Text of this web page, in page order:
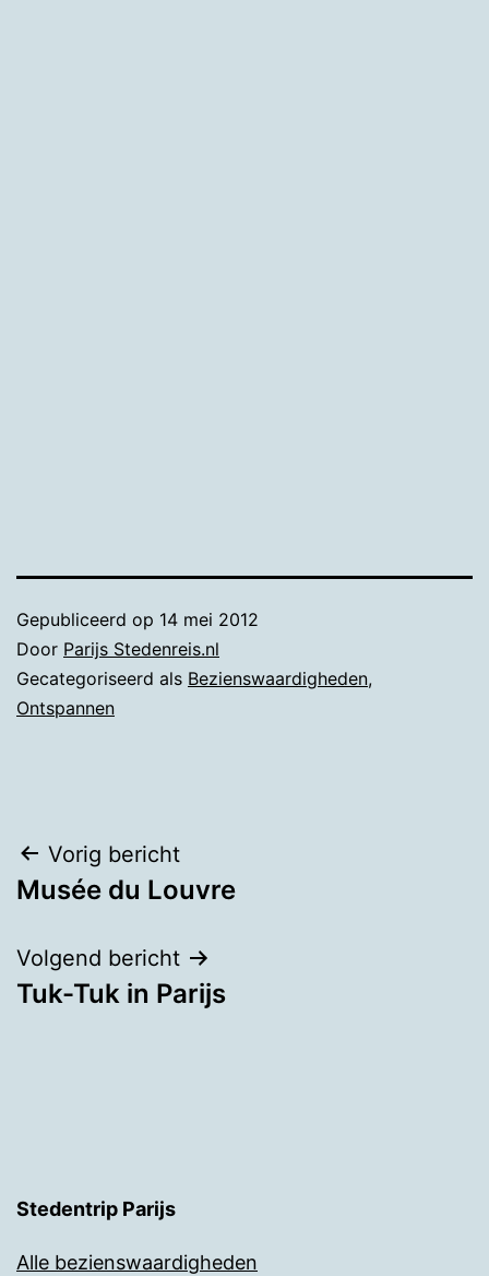
Gepubliceerd op 14 mei 2012
Door Parijs Stedenreis.nl
Gecategoriseerd als Bezienswaardigheden,
Ontspannen
Bericht
navigatie
Vorig bericht
Musée du Louvre
Volgend bericht
Tuk-Tuk in Parijs
Stedentrip Parijs
Alle bezienswaardigheden